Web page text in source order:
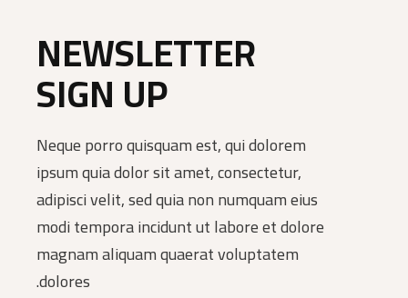
NEWSLETTER
SIGN UP
Neque porro quisquam est, qui dolorem
ipsum quia dolor sit amet, consectetur,
adipisci velit, sed quia non numquam eius
modi tempora incidunt ut labore et dolore
magnam aliquam quaerat voluptatem
dolores.